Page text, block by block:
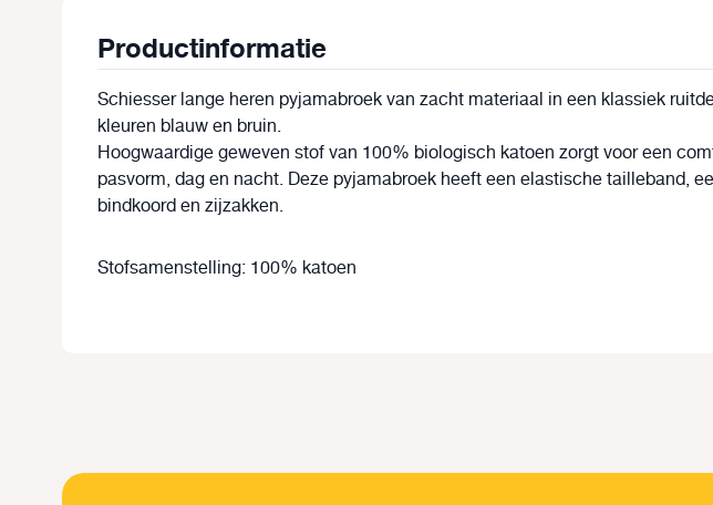
Productinformatie
Schiesser lange heren pyjamabroek van zacht materiaal in een klassiek
kleuren blauw en bruin.
Hoogwaardige geweven stof van 100% biologisch katoen zorgt voor een
pasvorm, dag en nacht. Deze pyjamabroek heeft een elastische tailleband,
bindkoord en zijzakken.
Stofsamenstelling: 100% katoen